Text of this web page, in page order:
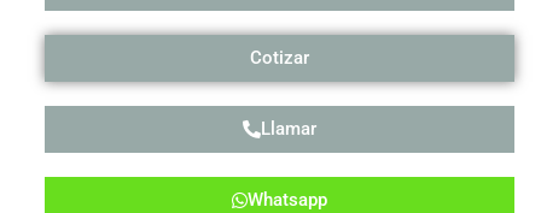
Cotizar
Llamar
Whatsapp